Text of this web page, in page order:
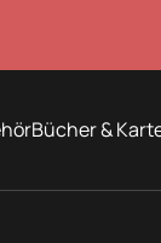
Bücher &